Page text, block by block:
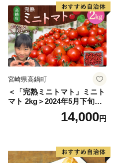
宮崎県高鍋町
＜「完熟ミニトマト」ミニト
マト 2kg＞2024年5月下旬迄
に順次出荷 野菜ソムリエサ
ミット アルル・リリカ共に
県 高鍋町産 産地直送 有機肥
料使用 高糖度 西森農園
14,000円